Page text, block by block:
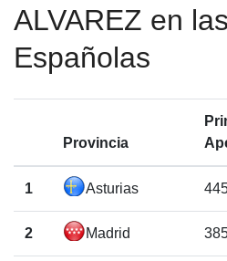
ALVAREZ en
Españolas
Provincia
1 Asturias
2 Madrid